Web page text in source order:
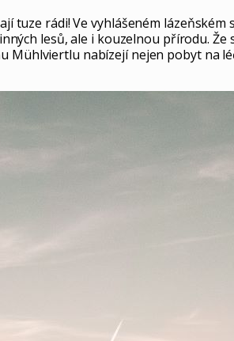
tuze rádi! Ve vyhlášeném lázeňském
lesů, ale i kouzelnou přírodu. Že
Mühlviertlu nabízejí nejen pobyt na